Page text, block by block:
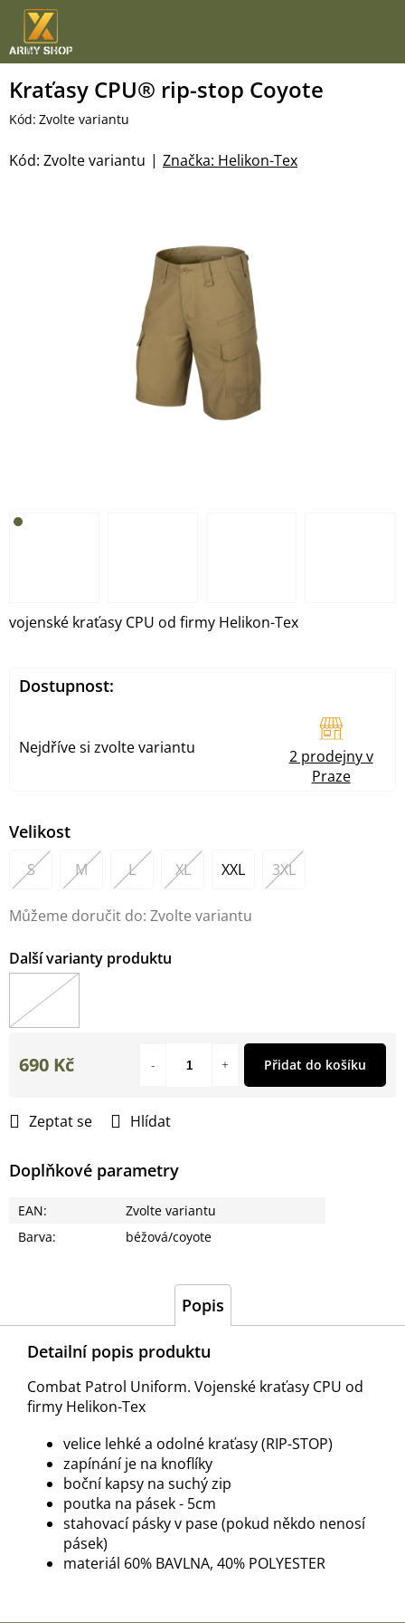
Přejít
obsah
Kraťasy CPU® rip-stop Coyote
Kód: Zvolte variantu
Značka: Helikon-Tex
Kód: Zvolte variantu
Velikost
S M L XL XXL 3XL
Můžeme doručit do: Zvolte variantu
vojenské kraťasy CPU od firmy Helikon-Tex
Zeptat se Hlídat
Doplňkové parametry
EAN:
Zvolte variantu
Barva: béžová/coyote
690 Kč Přidat do košíku
Dostupnost:
Nejdříve si zvolte variantu
2 prodejny v
Praze
Popis
Detailní popis produktu
Combat Patrol Uniform. Vojenské kraťasy CPU od
firmy Helikon-Tex
velice lehké a odolné kraťasy (RIP-STOP)
zapínání je na knoflíky
boční kapsy na suchý zip
poutka na pásek - 5cm
stahovací pásky v pase (pokud někdo nenosí
pásek)
materiál 60% BAVLNA, 40% POLYESTER